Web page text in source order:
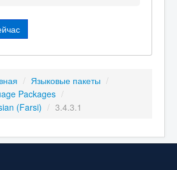
/ Языковые пакеты /
Packages /
(Farsi) / 3.4.3.1